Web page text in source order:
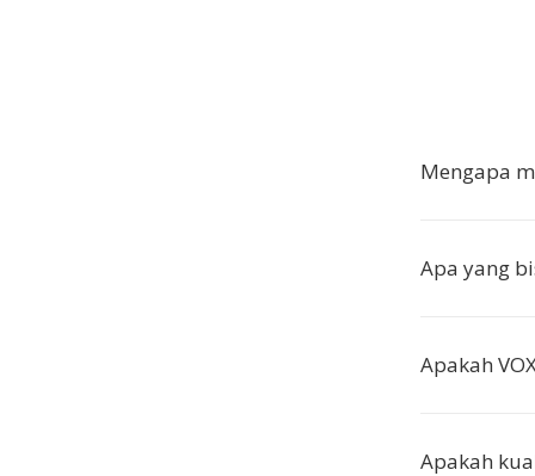
Mengapa
Apa yang
Apakah
Apakah